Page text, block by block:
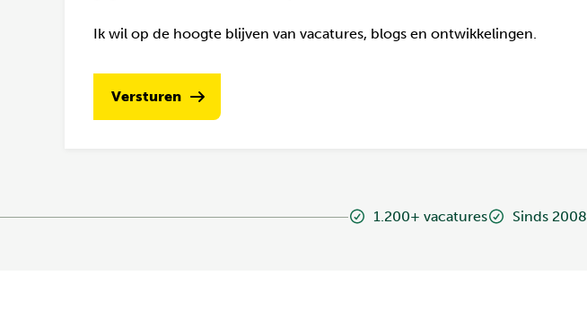
Ik wil op de hoogte blijven van vacatures, blogs en ontwikkelingen.
Versturen
1.200+ vacatures Sinds 2008